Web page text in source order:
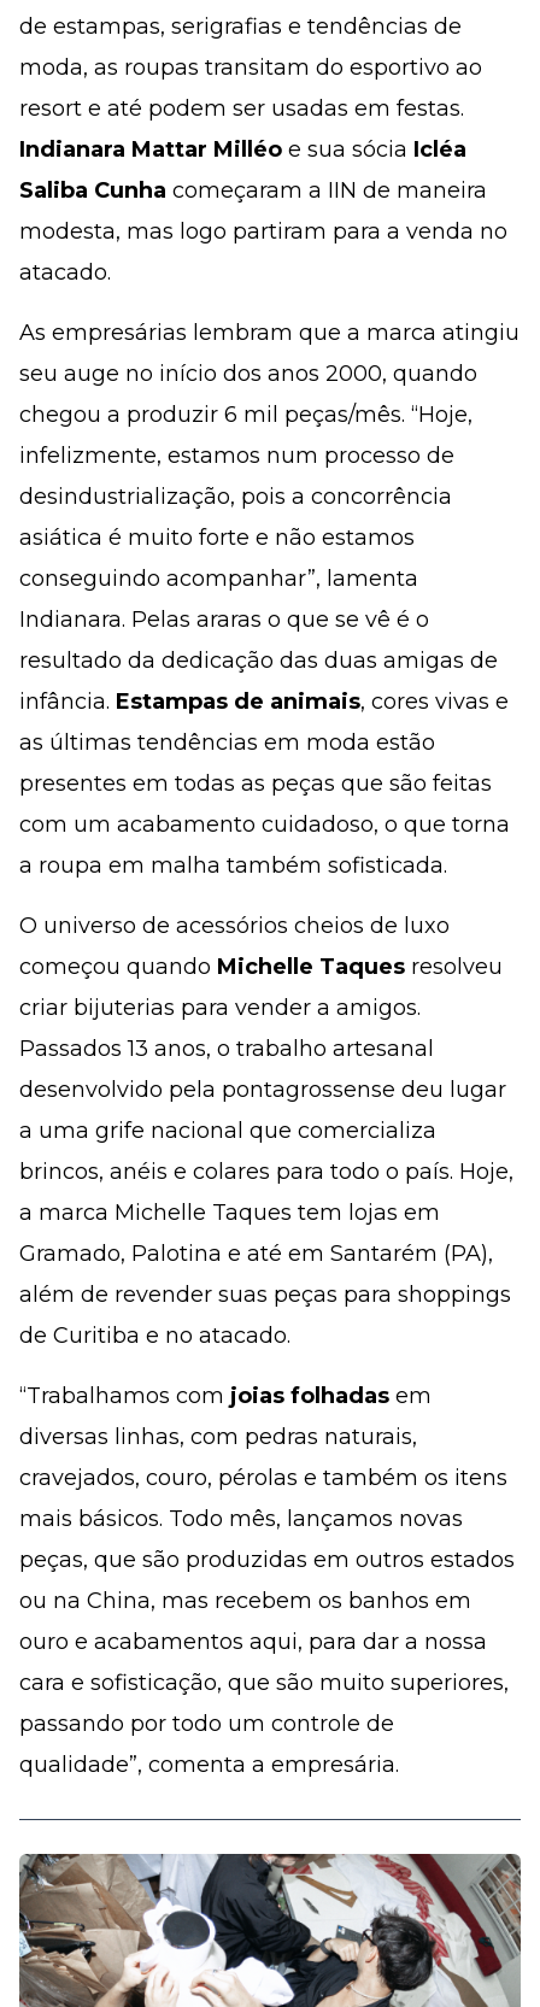
de estampas, serigrafias e tendências de
moda, as roupas transitam do esportivo ao
resort e até podem ser usadas em festas.
Indianara Mattar Milléo e sua sócia Icléa
Saliba Cunha começaram a IIN de maneira
modesta, mas logo partiram para a venda no
atacado.
As empresárias lembram que a marca atingiu
seu auge no início dos anos 2000, quando
chegou a produzir 6 mil peças/mês. “Hoje,
infelizmente, estamos num processo de
desindustrialização, pois a concorrência
asiática é muito forte e não estamos
conseguindo acompanhar”, lamenta
Indianara. Pelas araras o que se vê é o
resultado da dedicação das duas amigas de
infância. Estampas de animais, cores vivas e
as últimas tendências em moda estão
presentes em todas as peças que são feitas
com um acabamento cuidadoso, o que torna
a roupa em malha também sofisticada.
O universo de acessórios cheios de luxo
começou quando Michelle Taques resolveu
criar bijuterias para vender a amigos.
Passados 13 anos, o trabalho artesanal
desenvolvido pela pontagrossense deu lugar
a uma grife nacional que comercializa
brincos, anéis e colares para todo o país. Hoje,
a marca Michelle Taques tem lojas em
Gramado, Palotina e até em Santarém (PA),
além de revender suas peças para shoppings
de Curitiba e no atacado.
“Trabalhamos com joias folhadas em
diversas linhas, com pedras naturais,
cravejados, couro, pérolas e também os itens
mais básicos. Todo mês, lançamos novas
peças, que são produzidas em outros estados
ou na China, mas recebem os banhos em
ouro e acabamentos aqui, para dar a nossa
cara e sofisticação, que são muito superiores,
passando por todo um controle de
qualidade”, comenta a empresária.